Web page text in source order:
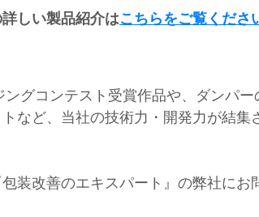
しい製品紹介はこちらをご覧くださ
グコンテスト受賞作品や、ダンパ
など、当社の技術力・開発力が結集
装改善のエキスパート』の弊社にお